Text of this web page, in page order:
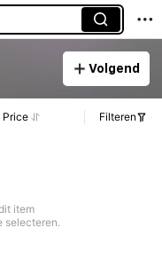
Volgend
Price Filteren
item
selecteren.